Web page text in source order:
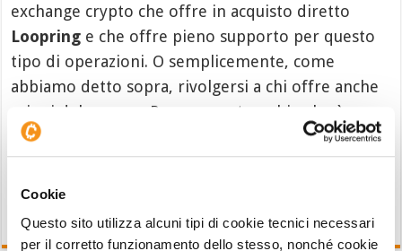
Cookie
Questo sito utilizza alcuni tipi di cookie tecnici necessari
per il corretto funzionamento dello stesso, nonché cookie
exchange crypto che offre in acquisto diretto
Loopring e che offre pieno supporto per questo
tipo di operazioni. O semplicemente, come
abbiamo detto sopra, rivolgersi a chi offre anche
azioni del gruppo. Per una partnership che è
partita davvero con il proverbiale botto.